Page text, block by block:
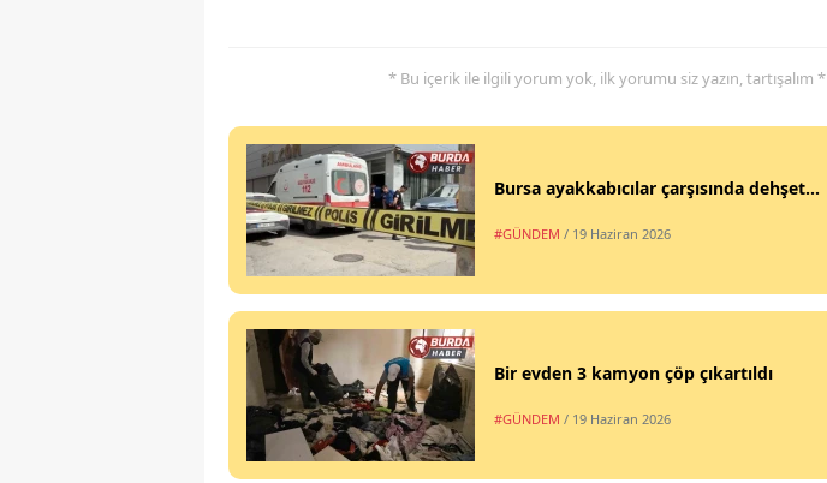
* Bu içerik ile ilgili yorum yok, ilk yorumu siz yazın, tartışalım *
Bursa ayakkabıcılar çarşısında dehşet...
#GÜNDEM / 19 Haziran 2026
Bir evden 3 kamyon çöp çıkartıldı
#GÜNDEM / 19 Haziran 2026